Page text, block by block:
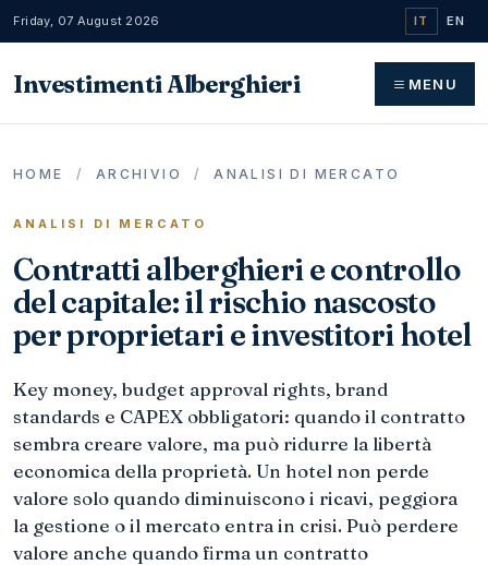
Friday, 07 August 2026 IT EN
Investimenti Alberghieri MENU
HOME / ARCHIVIO / ANALISI DI MERCATO
ANALISI DI MERCATO
Contratti alberghieri e controllo
del capitale: il rischio nascosto
per proprietari e investitori hotel
Key money, budget approval rights, brand
standards e CAPEX obbligatori: quando il contratto
sembra creare valore, ma può ridurre la libertà
economica della proprietà. Un hotel non perde
valore solo quando diminuiscono i ricavi, peggiora
la gestione o il mercato entra in crisi. Può perdere
valore anche quando firma un contratto